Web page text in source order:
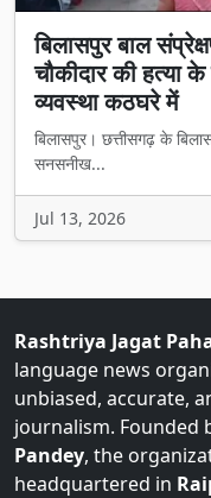
बिलासपुर बाल
चौकीदार की हत्या के
व्यवस्था कठघरे में
बिलासपुर। छत्तीसगढ़ के
सनसनीख...
Jul 13, 2026
Rashtriya Jagat
language news
unbiased, accurate,
journalism. Founded
Pandey, the
headquartered in